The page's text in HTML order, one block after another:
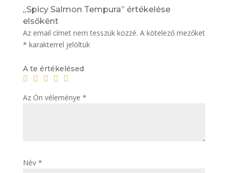
„Spicy Salmon Tempura” értékelése
elsőként
Az email címet nem tesszük közzé. A kötelező mezőket
* karakterrel jelöltük
A te értékelésed
Az Ön véleménye *
Név *